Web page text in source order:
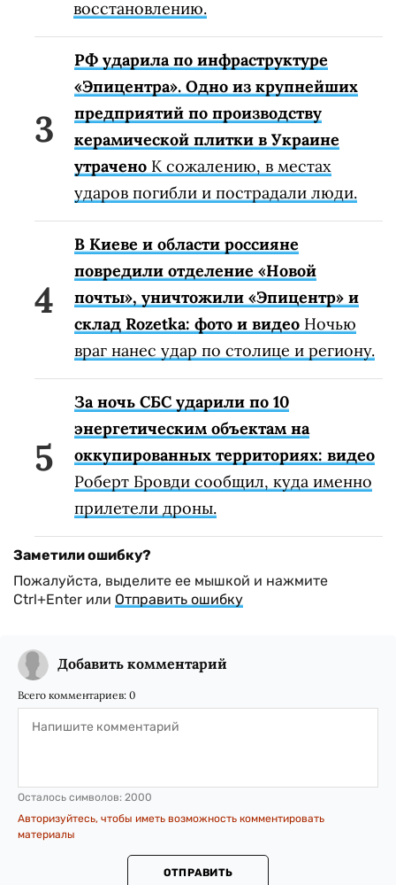
восстановлению.
РФ ударила по инфраструктуре
«Эпицентра». Одно из крупнейших
предприятий по производству
керамической плитки в Украине
утрачено К сожалению, в местах
ударов погибли и пострадали люди.
В Киеве и области россияне
повредили отделение «Новой
почты», уничтожили «Эпицентр» и
склад Rozetka: фото и видео Ночью
враг нанес удар по столице и региону.
За ночь СБС ударили по 10
энергетическим объектам на
оккупированных территориях: видео
Роберт Бровди сообщил, куда именно
прилетели дроны.
Заметили ошибку?
Пожалуйста, выделите ее мышкой и нажмите
Ctrl+Enter или Отправить ошибку
Добавить комментарий
Всего комментариев: 0
Осталось символов: 2000
Авторизуйтесь, чтобы иметь возможность комментировать
материалы
ОТПРАВИТЬ